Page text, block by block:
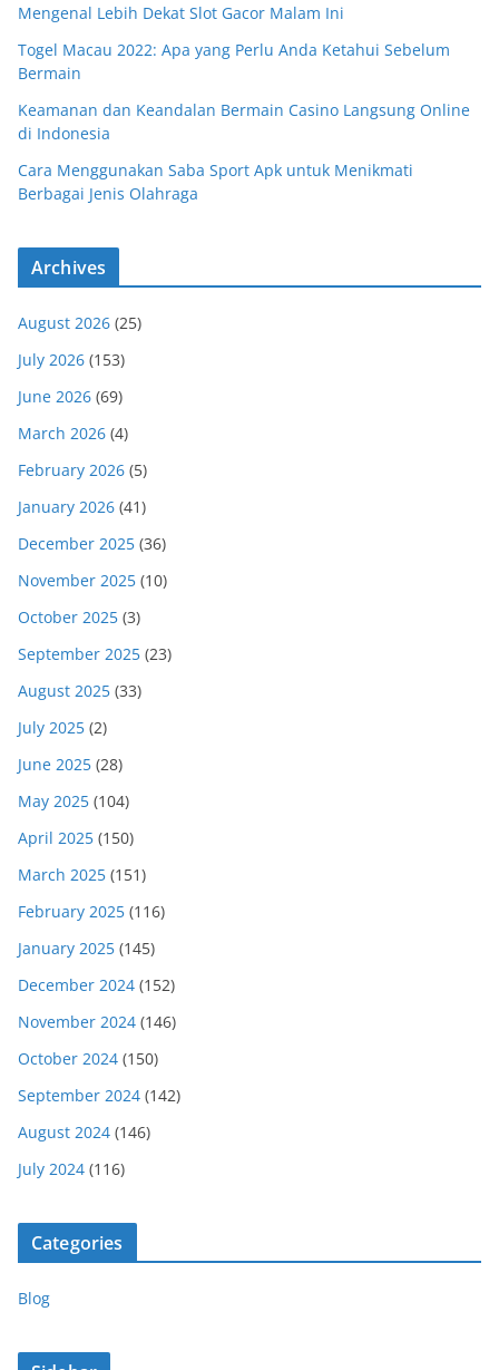
Mengenal Lebih Dekat Slot Gacor Malam Ini
Togel Macau 2022: Apa yang Perlu Anda Ketahui Sebelum
Bermain
Keamanan dan Keandalan Bermain Casino Langsung Online
di Indonesia
Cara Menggunakan Saba Sport Apk untuk Menikmati
Berbagai Jenis Olahraga
Archives
August 2026 (25)
July 2026 (153)
June 2026 (69)
March 2026 (4)
February 2026 (5)
January 2026 (41)
December 2025 (36)
November 2025 (10)
October 2025 (3)
September 2025 (23)
August 2025 (33)
July 2025 (2)
June 2025 (28)
May 2025 (104)
April 2025 (150)
March 2025 (151)
February 2025 (116)
January 2025 (145)
December 2024 (152)
November 2024 (146)
October 2024 (150)
September 2024 (142)
August 2024 (146)
July 2024 (116)
Categories
Blog